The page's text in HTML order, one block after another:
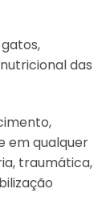
das
em qualquer
traumática,